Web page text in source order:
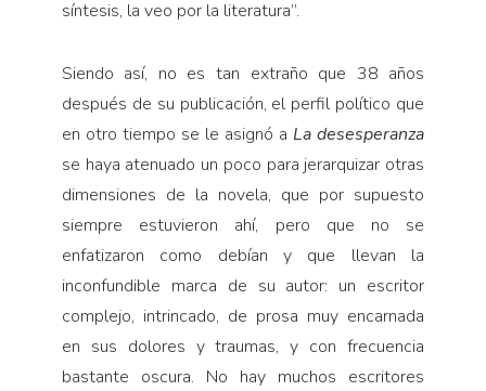
síntesis, la veo por la literatura”.
Siendo así, no es tan extraño que 38 años
después de su publicación, el perfil político que
en otro tiempo se le asignó a La desesperanza
se haya atenuado un poco para jerarquizar otras
dimensiones de la novela, que por supuesto
siempre estuvieron ahí, pero que no se
enfatizaron como debían y que llevan la
inconfundible marca de su autor: un escritor
complejo, intrincado, de prosa muy encarnada
en sus dolores y traumas, y con frecuencia
bastante oscura. No hay muchos escritores